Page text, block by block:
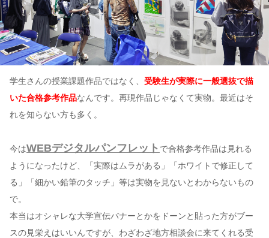
学生さんの授業課題作品ではなく、 受験生が実際に一般選抜で描
いた合格参考作品なんです。再現作品じゃなくて実物。最近はそ
れを知らない方も多く。
今はWEBデジタルパンフレット で合格参考作品は見れる
ようになったけど、「実際はムラがある」「ホワイトで修正して
る」「細かい鉛筆のタッチ」等は実物を見ないとわからないもの
で。
本当はオシャレな大学宣伝バナーとかをドーンと貼った方がブー
スの見栄えはいいんですが、わざわざ地方相談会に来てくれる受